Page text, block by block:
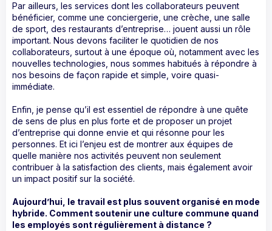
Par ailleurs, les services dont les collaborateurs peuvent
bénéficier, comme une conciergerie, une crèche, une salle
de sport, des restaurants d’entreprise… jouent aussi un rôle
important. Nous devons faciliter le quotidien de nos
collaborateurs, surtout à une époque où, notamment avec les
nouvelles technologies, nous sommes habitués à répondre à
nos besoins de façon rapide et simple, voire quasi-
immédiate.
Enfin, je pense qu’il est essentiel de répondre à une quête
de sens de plus en plus forte et de proposer un projet
d’entreprise qui donne envie et qui résonne pour les
personnes. Et ici l’enjeu est de montrer aux équipes de
quelle manière nos activités peuvent non seulement
contribuer à la satisfaction des clients, mais également avoir
un impact positif sur la société.
Aujourd’hui, le travail est plus souvent organisé en mode
hybride. Comment soutenir une culture commune quand
les employés sont régulièrement à distance ?